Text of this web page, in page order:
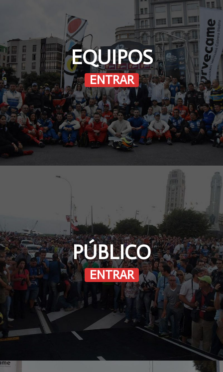
EQUIPOS
ENTRAR
PÚBLICO
ENTRAR